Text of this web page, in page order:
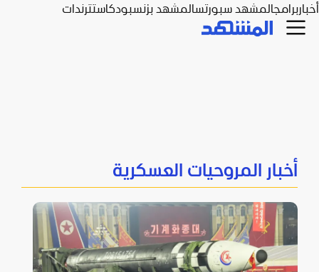
أخباربرامجالمشهد سبورتسالمشهد بزنسبودكاستترندات
أخبار المروحيات العسكرية